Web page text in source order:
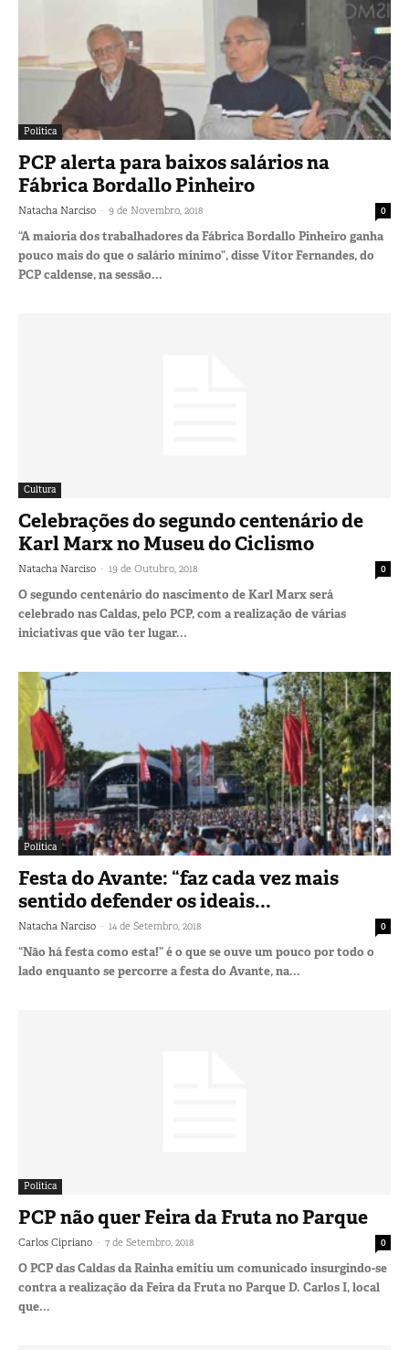
Política
PCP alerta para baixos salários na
Fábrica Bordallo Pinheiro
Natacha Narciso - 9 de Novembro, 2018 0
“A maioria dos trabalhadores da Fábrica Bordallo Pinheiro ganha
pouco mais do que o salário mínimo”, disse Vítor Fernandes, do
PCP caldense, na sessão...
Cultura
Celebrações do segundo centenário de
Karl Marx no Museu do Ciclismo
Natacha Narciso - 19 de Outubro, 2018 0
O segundo centenário do nascimento de Karl Marx será
celebrado nas Caldas, pelo PCP, com a realização de várias
iniciativas que vão ter lugar...
Política
Festa do Avante: “faz cada vez mais
sentido defender os ideais...
Natacha Narciso - 14 de Setembro, 2018 0
“Não há festa como esta!” é o que se ouve um pouco por todo o
lado enquanto se percorre a festa do Avante, na...
Política
PCP não quer Feira da Fruta no Parque
Carlos Cipriano - 7 de Setembro, 2018 0
O PCP das Caldas da Rainha emitiu um comunicado insurgindo-se
contra a realização da Feira da Fruta no Parque D. Carlos I, local
que...